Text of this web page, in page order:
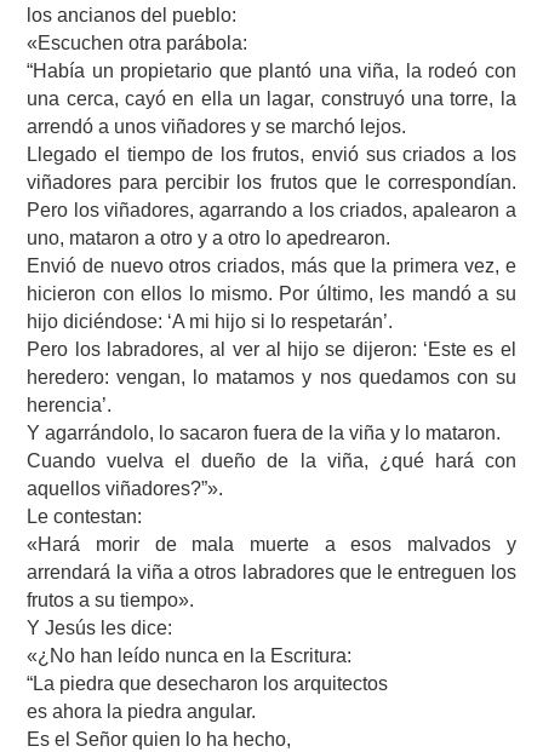
los ancianos del pueblo:
«Escuchen otra parábola:
“Había un propietario que plantó una viña, la rodeó con
una cerca, cayó en ella un lagar, construyó una torre, la
arrendó a unos viñadores y se marchó lejos.
Llegado el tiempo de los frutos, envió sus criados a los
viñadores para percibir los frutos que le correspondían.
Pero los viñadores, agarrando a los criados, apalearon a
uno, mataron a otro y a otro lo apedrearon.
Envió de nuevo otros criados, más que la primera vez, e
hicieron con ellos lo mismo. Por último, les mandó a su
hijo diciéndose: ‘A mi hijo si lo respetarán’.
Pero los labradores, al ver al hijo se dijeron: ‘Este es el
heredero: vengan, lo matamos y nos quedamos con su
herencia’.
Y agarrándolo, lo sacaron fuera de la viña y lo mataron.
Cuando vuelva el dueño de la viña, ¿qué hará con
aquellos viñadores?”».
Le contestan:
«Hará morir de mala muerte a esos malvados y
arrendará la viña a otros labradores que le entreguen los
frutos a su tiempo».
Y Jesús les dice:
«¿No han leído nunca en la Escritura:
“La piedra que desecharon los arquitectos
es ahora la piedra angular.
Es el Señor quien lo ha hecho,